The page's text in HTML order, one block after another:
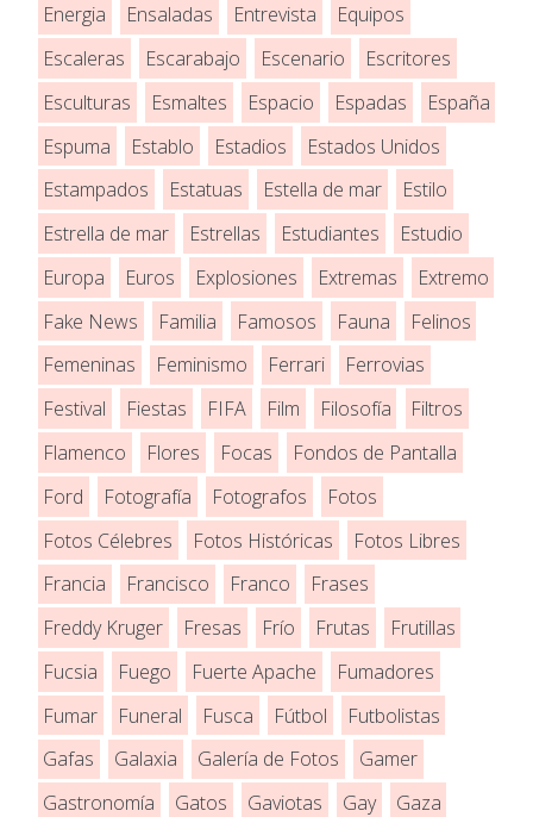
Energia
Ensaladas Entrevista
Equipos
Escaleras
Escarabajo Escenario
Escritores
Esculturas
Esmaltes Espacio Espadas
España
Espuma
Establo Estadios
Estados Unidos
Estampados
Estatuas Estella de mar
Estilo
Estrella de mar
Estrellas Estudiantes
Estudio
Europa
Euros Explosiones Extremas
Extremo
Fake News
Familia Famosos Fauna
Felinos
Femeninas
Feminismo Ferrari
Ferrovias
Festival
Fiestas FIFA Film Filosofía
Filtros
Flamenco
Flores Focas
Fondos de Pantalla
Ford
Fotografía Fotografos
Fotos
Fotos Célebres
Fotos Históricas
Fotos Libres
Francia
Francisco Franco
Frases
Freddy Kruger
Fresas Frío Frutas
Frutillas
Fucsia
Fuego Fuerte Apache
Fumadores
Fumar
Funeral Fusca Fútbol
Futbolistas
Gafas
Galaxia Galería de Fotos
Gamer
Gastronomía
Gatos Gaviotas Gay
Gaza